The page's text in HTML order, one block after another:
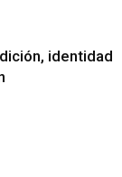
identidad